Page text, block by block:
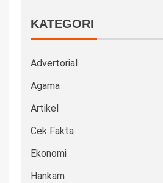
KATEGORI
Advertorial
Agama
Artikel
Cek Fakta
Ekonomi
Hankam